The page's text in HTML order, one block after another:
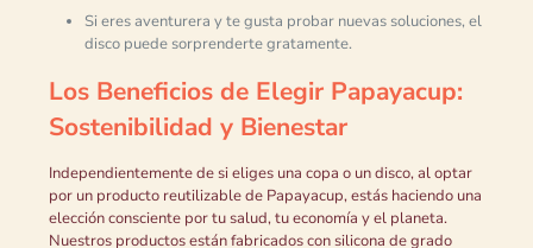
Si eres aventurera y te gusta probar nuevas soluciones, el
disco puede sorprenderte gratamente.
Los Beneficios de Elegir Papayacup:
Sostenibilidad y Bienestar
Independientemente de si eliges una copa o un disco, al optar
por un producto reutilizable de Papayacup, estás haciendo una
elección consciente por tu salud, tu economía y el planeta.
Nuestros productos están fabricados con silicona de grado